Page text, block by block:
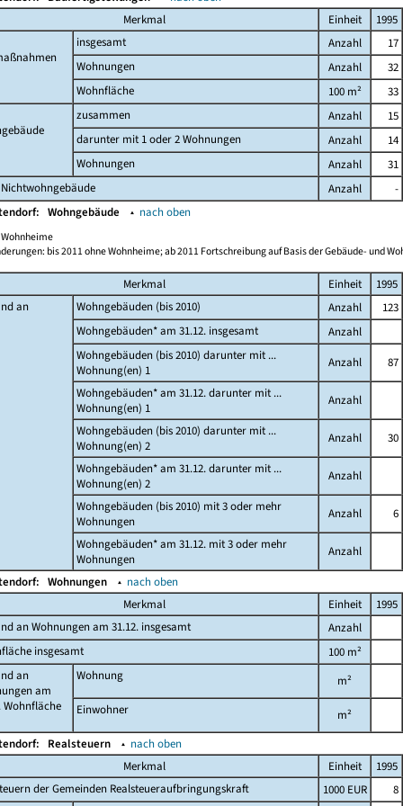
Merkmal
Einheit 1995
insgesamt Anzahl
17
Wohnungen
Anzahl
32
Wohnfläche
100 m² 33
zusammen Anzahl
15
darunter mit 1 oder 2 Wohnungen
Anzahl
14
Wohnungen
Anzahl
31
Anzahl
-
Wohngebäude ▴ nach oben
bis 2011 ohne Wohnheime; ab 2011 Fortschreibung auf Basis der Gebäude- und
Merkmal Einheit
1995
an
Wohngebäuden (bis 2010) Anzahl
123
Wohngebäuden* am 31.12. insgesamt
Anzahl
Wohngebäuden (bis 2010) darunter mit ...
Wohnung(en) 1
Anzahl
87
Wohngebäuden* am 31.12. darunter mit ...
Wohnung(en) 1
Anzahl
Wohngebäuden (bis 2010) darunter mit ...
Wohnung(en) 2
Anzahl
30
Wohngebäuden* am 31.12. darunter mit ...
Wohnung(en) 2
Anzahl
Wohngebäuden (bis 2010) mit 3 oder mehr
Wohnungen
Anzahl
6
Wohngebäuden* am 31.12. mit 3 oder mehr
Wohnungen
Anzahl
Wohnungen ▴ nach oben
Merkmal
Einheit
1995
an Wohnungen am 31.12. insgesamt
Anzahl
insgesamt
100 m²
an
am
Wohnfläche
Wohnung
m²
Einwohner
m²
Realsteuern ▴ nach oben
Merkmal
Einheit
1995
der Gemeinden Realsteueraufbringungskraft
1000 EUR
8